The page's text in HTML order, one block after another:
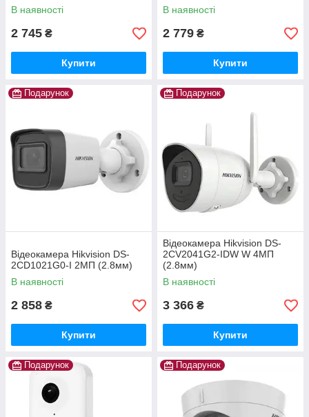
В наявності
2 745 ₴
Купити
В наявності
2 779 ₴
Купити
Подарунок
Відеокамера Hikvision DS-
2CD1021G0-I 2МП (2.8мм)
В наявності
2 858 ₴
Купити
Подарунок
Відеокамера Hikvision DS-
2CV2041G2-IDW W 4МП
(2.8мм)
В наявності
3 366 ₴
Купити
Подарунок Подарунок